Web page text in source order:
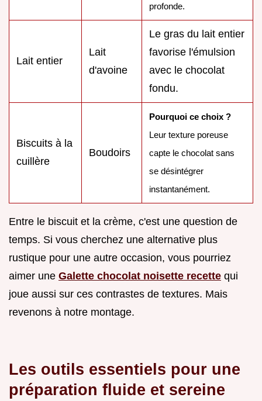
profonde.
Lait entier
Lait
d'avoine
Le gras du lait entier
favorise l'émulsion
avec le chocolat
fondu.
Biscuits à la
cuillère
Boudoirs
Pourquoi ce choix ?
Leur texture poreuse
capte le chocolat sans
se désintégrer
instantanément.
Entre le biscuit et la crème, c'est une question de
temps. Si vous cherchez une alternative plus
rustique pour une autre occasion, vous pourriez
aimer une Galette chocolat noisette recette qui
joue aussi sur ces contrastes de textures. Mais
revenons à notre montage.
Les outils essentiels pour une
préparation fluide et sereine